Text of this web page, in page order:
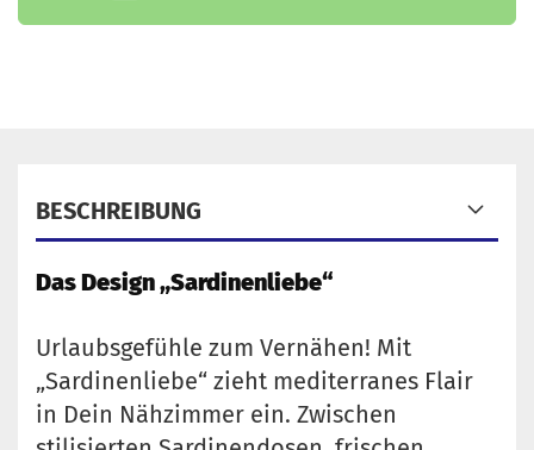
BESCHREIBUNG
Das Design „Sardinenliebe“
Urlaubsgefühle zum Vernähen! Mit
„Sardinenliebe“ zieht mediterranes Flair
in Dein Nähzimmer ein. Zwischen